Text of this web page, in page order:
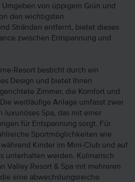
von üppigem Grün und
den wichtigsten
Stränden entfernt, bietet dieses
zwischen Entspannung und
Resort besticht durch ein
Design und bietet Ihnen
Zimmer, die Komfort und
weitläufige Anlage umfasst zwei
luxuriöses Spa, das mit einer
für Entspannung sorgt. Für
Sportmöglichkeiten wie
während Kinder im Mini-Club und auf
unterhalten werden. Kulinarisch
Valley Resort & Spa mit mehreren
eine abwechslungsreiche